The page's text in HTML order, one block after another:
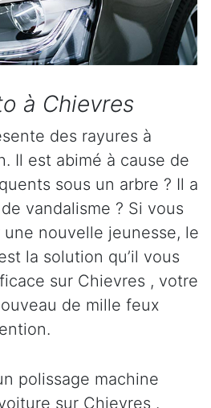
à Chievres
des rayures à
Il est abimé à cause de
sous un arbre ? Il a
vandalisme ? Si vous
nouvelle jeunesse, le
la solution qu’il vous
sur Chievres , votre
de mille feux
polissage machine
sur Chievres .